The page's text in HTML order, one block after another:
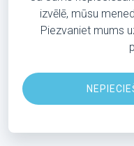
izvēlē, mūsu
Piezvaniet mums